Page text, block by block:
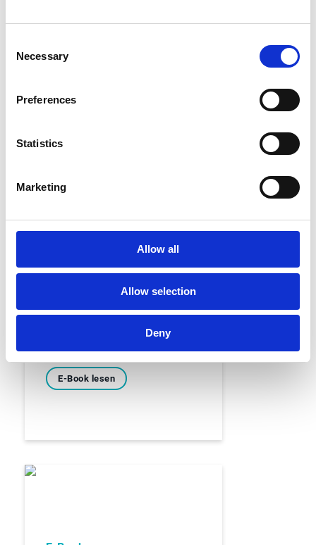
Selection
Necessary
Preferences
Statistics
Marketing
Allow all
Allow selection
Deny
messbare Ergebnisse
E-Book lesen
Die B2B
E‑Rechnungspflicht in
Deutschland
E-Book lesen